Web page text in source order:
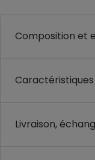
Composition et
Livraison,